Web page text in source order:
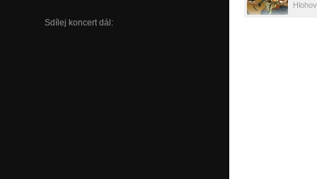
Sdílej koncert dál: